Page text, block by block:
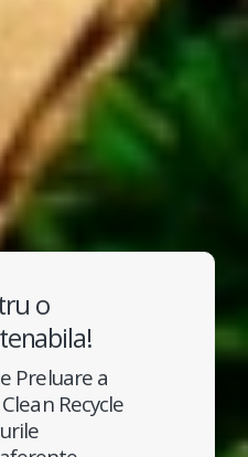
o
Preluare a
Recycle